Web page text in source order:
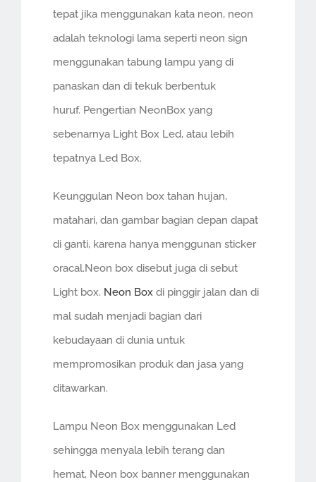
tepat jika menggunakan kata neon, neon
adalah teknologi lama seperti neon sign
menggunakan tabung lampu yang di
panaskan dan di tekuk berbentuk
huruf. Pengertian NeonBox yang
sebenarnya Light Box Led, atau lebih
tepatnya Led Box.
Keunggulan Neon box tahan hujan,
matahari, dan gambar bagian depan dapat
di ganti, karena hanya menggunan sticker
oracal.Neon box disebut juga di sebut
Light box. Neon Boxdi pinggir jalan dan di
mal sudah menjadi bagian dari
kebudayaan di dunia untuk
mempromosikan produk dan jasa yang
ditawarkan.
Lampu Neon Box menggunakan Led
sehingga menyala lebih terang dan
hemat, Neon box banner menggunakan